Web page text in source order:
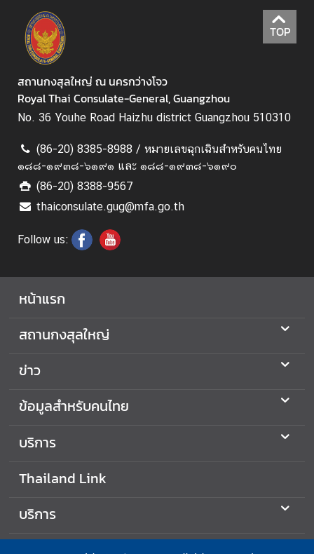
อ
ธุ
ร
กิ
จ
ไ
ท
ใ
น
จี
น
ติ
ต่
อ
า
TOP
สถานกงสุลใหญ่ ณ นครกว่างโจว
Royal Thai Consulate-General, Guangzhou
No. 36 Youhe Road Haizhu district Guangzhou 510310
(86-20) 8385-8988 / หมายเลขฉุกเฉินสำหรับคนไทย
๑๘๘-๑๙๓๘-๖๑๙๑ และ ๑๘๘-๑๙๓๘-๖๑๙๐
(86-20) 8388-9567
thaiconsulate.gug@mfa.go.th
Follow us:
หน้าแรก
สถานกงสุลใหญ่
ข่าว
ข้อมูลสำหรับคนไทย
บริการ
Thailand Link
บริการ